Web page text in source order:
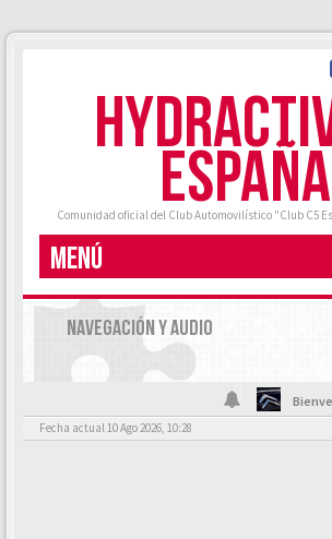
ESPAÑA
Comunidad oficial del Club Automovilístico "Club C5
MENÚ
NAVEGACIÓN Y AUDIO
Fecha actual 10 Ago 2026, 10:28